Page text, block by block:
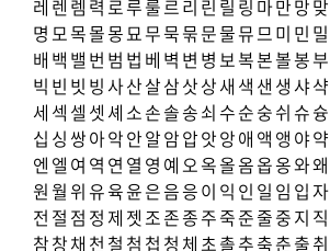
레 렌 렘 력 로루룰르리 린 릴 링 마만망맞
명 모목몰몽묘무묵묶문물뮤므미 민 밀
배 백 밸 번 범 법 베 벽 변 병 보복본볼봉부
빅 빈 빗 빙사산살삼삿상새 색 샌 생샤샥
세 섹 셀 셋셰 소손솔송쇠수순숭쉬슈슝
십 싱 쌍아악안알암압앗앙애 액 앵 야약
엔 엘 여 역 연 열 영 예 오옥올옴옵옹와왜
원월 위유육윤은음응이 익 인 일 임 입자
전 절 점 정 제 젯 조존종주죽준줄중지 직
참창채 천 철 첨 첩 청 체 초촐추축춘출취